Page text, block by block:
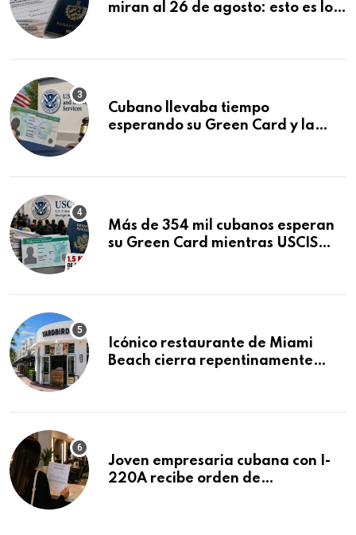
miran al 26 de agosto: esto es lo
Cubano llevaba tiempo
esperando su Green Card y la
Más de 354 mil cubanos esperan
su Green Card mientras USCIS
Icónico restaurante de Miami
Beach cierra repentinamente
Joven empresaria cubana con I-
220A recibe orden de